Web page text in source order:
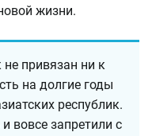
жизни.
привязан ни к
на долгие годы
республик.
вовсе запретили с